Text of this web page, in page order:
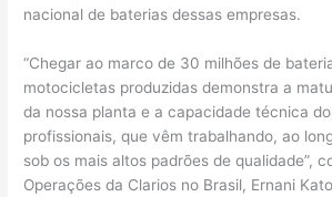
nacional de baterias dessas empresas.
“Chegar ao marco de 30 milhões de
motocicletas produzidas demonstra a
da nossa planta e a capacidade técnica
profissionais, que vêm trabalhando, ao
sob os mais altos padrões de qualidade”,
Operações da Clarios no Brasil, Ernani